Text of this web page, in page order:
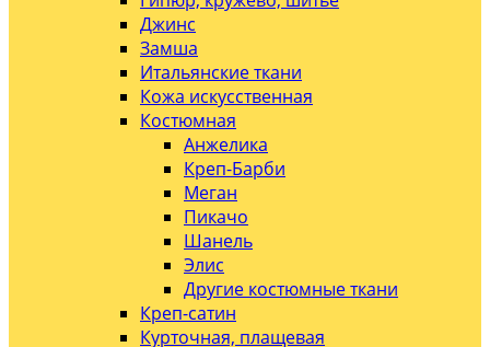
Джинс
Замша
Итальянские ткани
Кожа искусственная
Костюмная
Анжелика
Креп-Барби
Меган
Пикачо
Шанель
Элис
Другие костюмные ткани
Креп-сатин
Курточная, плащевая